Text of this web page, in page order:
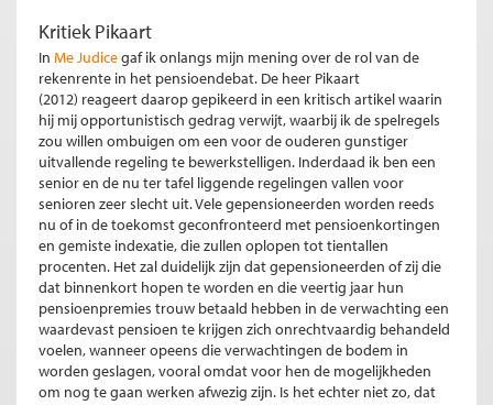
Kritiek Pikaart
In Me Judicegaf ik onlangs mijn mening over de rol van de
rekenrente in het pensioendebat. De heer Pikaart
(2012) reageert daarop gepikeerd in een kritisch artikel waarin
hij mij opportunistisch gedrag verwijt, waarbij ik de spelregels
zou willen ombuigen om een voor de ouderen gunstiger
uitvallende regeling te bewerkstelligen. Inderdaad ik ben een
senior en de nu ter tafel liggende regelingen vallen voor
senioren zeer slecht uit. Vele gepensioneerden worden reeds
nu of in de toekomst geconfronteerd met pensioenkortingen
en gemiste indexatie, die zullen oplopen tot tientallen
procenten. Het zal duidelijk zijn dat gepensioneerden of zij die
dat binnenkort hopen te worden en die veertig jaar hun
pensioenpremies trouw betaald hebben in de verwachting een
waardevast pensioen te krijgen zich onrechtvaardig behandeld
voelen, wanneer opeens die verwachtingen de bodem in
worden geslagen, vooral omdat voor hen de mogelijkheden
om nog te gaan werken afwezig zijn. Is het echter niet zo, dat